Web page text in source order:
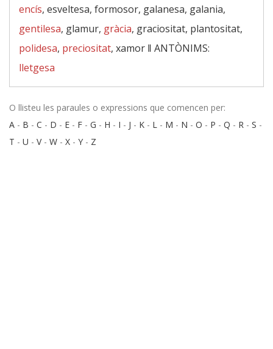
encís, esveltesa, formosor, galanesa, galania,
gentilesa, glamur, gràcia, graciositat, plantositat,
polidesa, preciositat, xamor ‖ ANTÒNIMS:
lletgesa
O llisteu les paraules o expressions que comencen per:
A - B - C - D - E - F - G - H - I - J - K - L - M - N - O - P - Q - R - S -
T - U - V- W - X - Y - Z